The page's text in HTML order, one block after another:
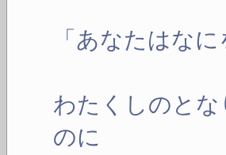
「あなたはな
わたくしのと
のに